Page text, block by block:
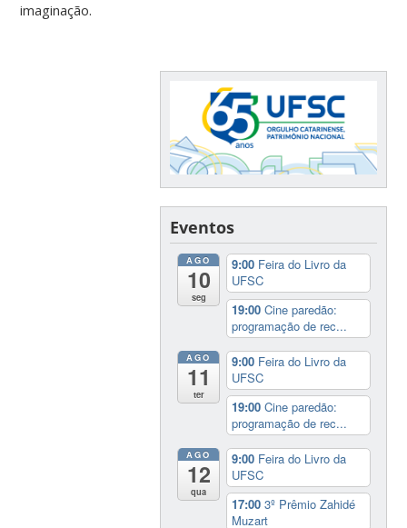
imaginação.
Eventos
AGO
10
seg
9:00 Feira do Livro da
UFSC
19:00Cine paredão:
programação de rec...
AGO
11
ter
9:00 Feira do Livro da
UFSC
19:00Cine paredão:
programação de rec...
AGO
12
qua
9:00 Feira do Livro da
UFSC
17:003º Prêmio Zahidé
Muzart